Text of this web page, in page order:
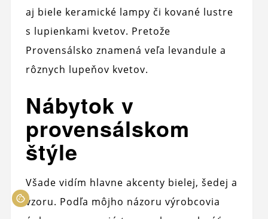
aj biele keramické lampy či kované lustre
s lupienkami kvetov. Pretože
Provensálsko znamená veľa levandule a
rôznych lupeňov kvetov.
Nábytok v
provensálskom
štýle
Všade vidím hlavne akcenty bielej, šedej a
vzoru. Podľa môjho názoru výrobcovia